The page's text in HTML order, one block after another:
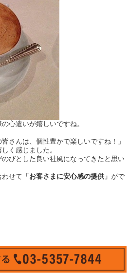
心遣いが嬉しいですね。
さんは、個性豊かで楽しいですね！」
く感じました。
びとした良い社風になってきたと思い
わせて 「お客さまに安心感の提供」 がで